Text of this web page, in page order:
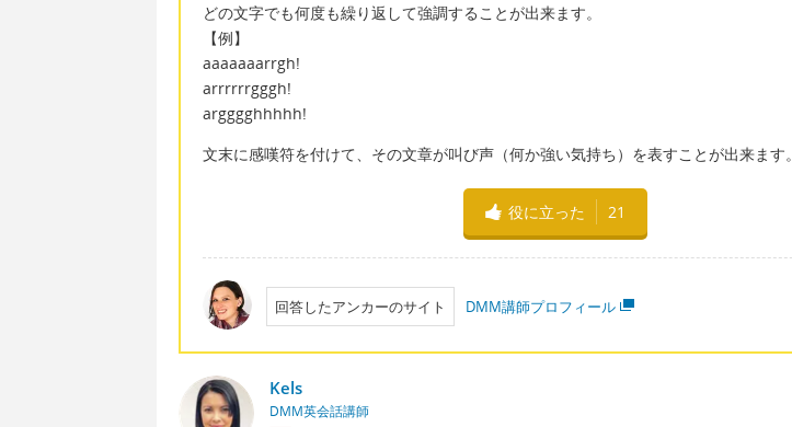
どの文字でも何度も繰り返して強調することが出来ます。
【例】
aaaaaaarrgh!
arrrrrrgggh!
argggghhhhh!
文末に感嘆符を付けて、その文章が叫び声（何か強い気持ち）を表すことが出来ます。
役に立った 21
回答したアンカーのサイト DMM講師プロフィール
Kels
DMM英会話講師